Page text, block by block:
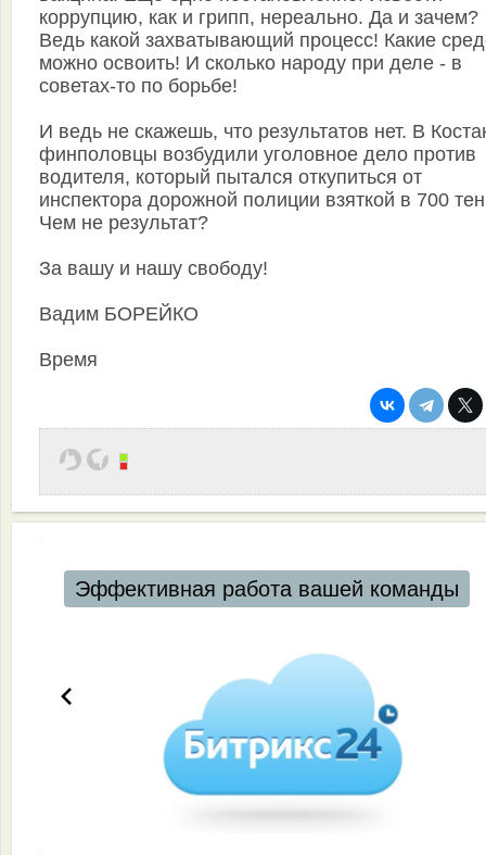
коррупцию, как и грипп, нереально. Да и зачем?
Ведь какой захватывающий процесс! Какие
можно освоить! И сколько народу при деле - в
советах-то по борьбе!
И ведь не скажешь, что результатов нет. В
финполовцы возбудили уголовное дело против
водителя, который пытался откупиться от
инспектора дорожной полиции взяткой в 700
Чем не результат?
За вашу и нашу свободу!
Вадим БОРЕЙКО
Время
Эффективная работа вашей команды